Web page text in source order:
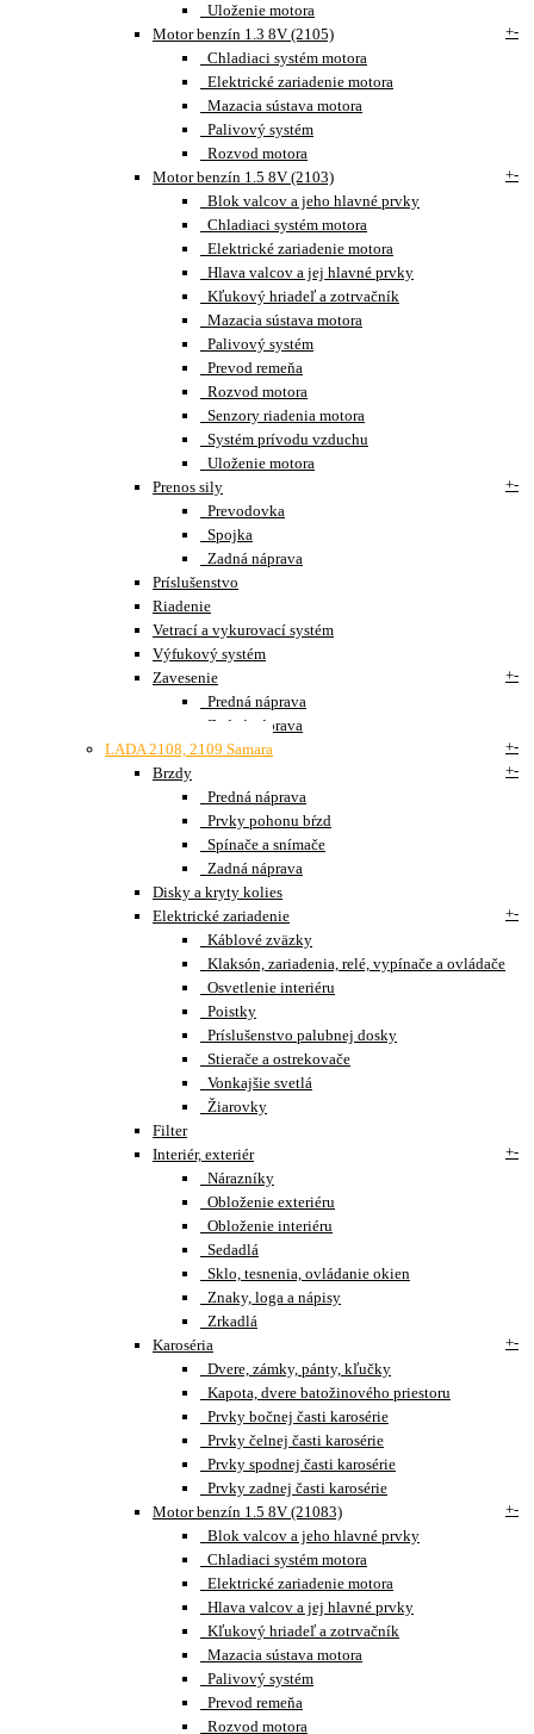
Uloženie motora
Motor benzín 1.3 8V (2105)
+-
Chladiaci systém motora
Elektrické zariadenie motora
Mazacia sústava motora
Palivový systém
Rozvod motora
Motor benzín 1.5 8V (2103)
+-
Blok valcov a jeho hlavné prvky
Chladiaci systém motora
Elektrické zariadenie motora
Hlava valcov a jej hlavné prvky
Kľukový hriadeľ a zotrvačník
Mazacia sústava motora
Palivový systém
Prevod remeňa
Rozvod motora
Senzory riadenia motora
Systém prívodu vzduchu
Uloženie motora
Prenos sily
+-
Prevodovka
Spojka
Zadná náprava
Príslušenstvo
Riadenie
Vetrací a vykurovací systém
Výfukový systém
Zavesenie
+-
Predná náprava
Zadná náprava
LADA 2108, 2109 Samara
+-
Brzdy
+-
Predná náprava
Prvky pohonu bŕzd
Spínače a snímače
Zadná náprava
Disky a kryty kolies
Elektrické zariadenie
+-
Káblové zväzky
Klaksón, zariadenia, relé, vypínače a ovládače
Osvetlenie interiéru
Poistky
Príslušenstvo palubnej dosky
Stierače a ostrekovače
Vonkajšie svetlá
Žiarovky
Filter
Interiér, exteriér
+-
Nárazníky
Obloženie exteriéru
Obloženie interiéru
Sedadlá
Sklo, tesnenia, ovládanie okien
Znaky, loga a nápisy
Zrkadlá
Karoséria
+-
Dvere, zámky, pánty, kľučky
Kapota, dvere batožinového priestoru
Prvky bočnej časti karosérie
Prvky čelnej časti karosérie
Prvky spodnej časti karosérie
Prvky zadnej časti karosérie
Motor benzín 1.5 8V (21083)
+-
Blok valcov a jeho hlavné prvky
Chladiaci systém motora
Elektrické zariadenie motora
Hlava valcov a jej hlavné prvky
Kľukový hriadeľ a zotrvačník
Mazacia sústava motora
Palivový systém
Prevod remeňa
Rozvod motora